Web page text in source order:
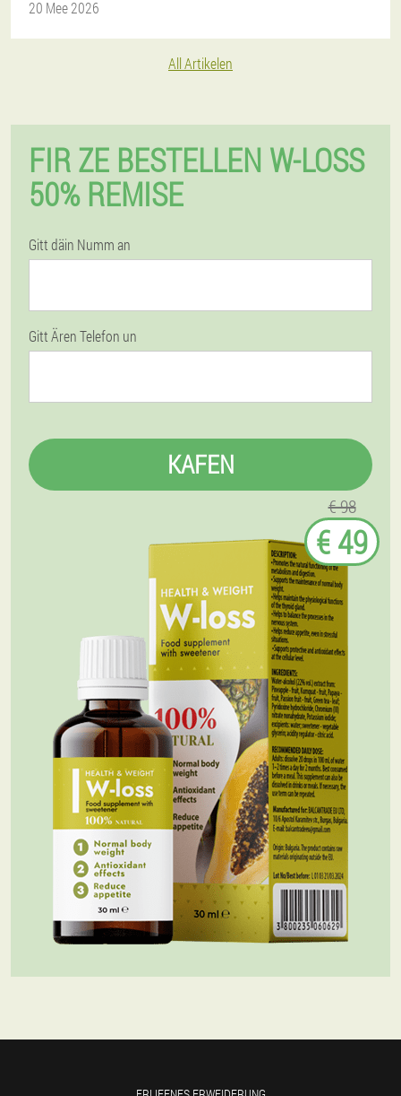
20 Mee 2026
All Artikelen
FIR ZE BESTELLEN W-LOSS
50% REMISE
Gitt däin Numm an
Gitt Ären Telefon un
KAFEN
€ 98
€ 49